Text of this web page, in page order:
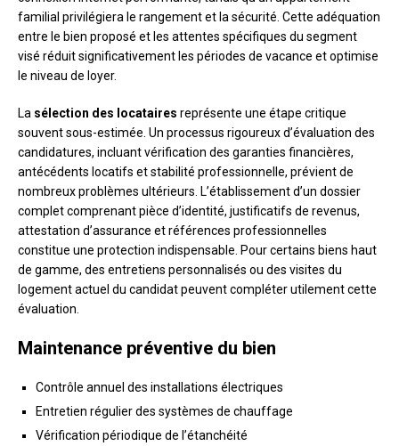
familial privilégiera le rangement et la sécurité. Cette adéquation
entre le bien proposé et les attentes spécifiques du segment
visé réduit significativement les périodes de vacance et optimise
le niveau de loyer.
La sélection des locataires représente une étape critique
souvent sous-estimée. Un processus rigoureux d’évaluation des
candidatures, incluant vérification des garanties financières,
antécédents locatifs et stabilité professionnelle, prévient de
nombreux problèmes ultérieurs. L’établissement d’un dossier
complet comprenant pièce d’identité, justificatifs de revenus,
attestation d’assurance et références professionnelles
constitue une protection indispensable. Pour certains biens haut
de gamme, des entretiens personnalisés ou des visites du
logement actuel du candidat peuvent compléter utilement cette
évaluation.
Maintenance préventive du bien
Contrôle annuel des installations électriques
Entretien régulier des systèmes de chauffage
Vérification périodique de l’étanchéité